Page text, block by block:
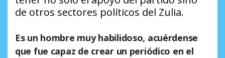
de otros sectores políticos del Zulia.
Es un hombre muy habilidoso, acuérdense
que fue capaz de crear un periódico en el